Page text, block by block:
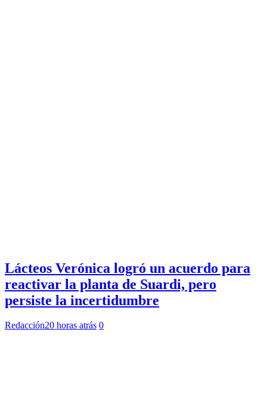
Lácteos Verónica logró un acuerdo para
reactivar la planta de Suardi, pero
persiste la incertidumbre
Redacción20 horas atrás 0